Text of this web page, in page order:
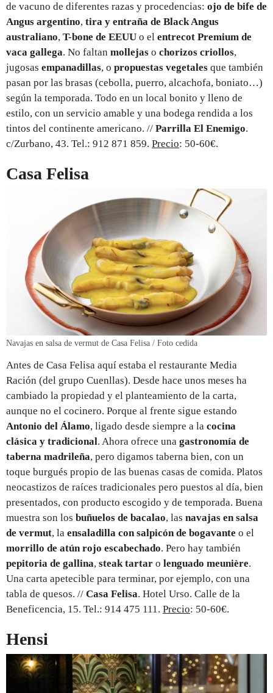
de vacuno de diferentes razas y procedencias: ojo de bife de
Angus argentino, tira y entraña de Black Angus
australiano, T-bone de EEUU o el entrecot Premium de
vaca gallega. No faltan mollejas o chorizos criollos,
jugosas empanadillas, o propuestas vegetales que también
pasan por las brasas (cebolla, puerro, alcachofa, boniato…)
según la temporada. Todo en un local bonito y lleno de
estilo, con un servicio amable y una bodega rendida a los
tintos del continente americano. // Parrilla El Enemigo.
c/Zurbano, 43. Tel.: 912 871 859. Precio: 50-60€.
Casa Felisa
Navajas en salsa de vermut de Casa Felisa / Foto cedida
Antes de Casa Felisa aquí estaba el restaurante Media
Ración (del grupo Cuenllas). Desde hace unos meses ha
cambiado la propiedad y el planteamiento de la carta,
aunque no el cocinero. Porque al frente sigue estando
Antonio del Álamo, ligado desde siempre a la cocina
clásica y tradicional. Ahora ofrece una gastronomía de
taberna madrileña, pero digamos taberna bien, con un
toque burgués propio de las buenas casas de comida. Platos
neocastizos de raíces tradicionales pero puestos al día, bien
presentados, con producto escogido y de temporada. Buena
muestra son los buñuelos de bacalao, las navajas en salsa
de vermut, la ensaladilla con salpicón de bogavante o el
morrillo de atún rojo escabechado. Pero hay también
pepitoria de gallina, steak tartar o lenguado meunière.
Una carta apetecible para terminar, por ejemplo, con una
tabla de quesos. // Casa Felisa. Hotel Urso. Calle de la
Beneficencia, 15. Tel.: 914 475 111. Precio: 50-60€.
Hensi